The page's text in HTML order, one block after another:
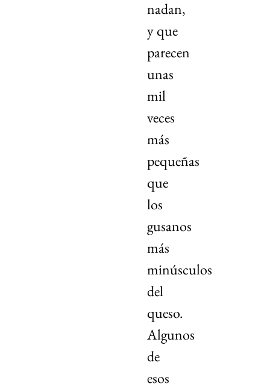
nadan,
y que
parecen
unas
mil
veces
más
pequeñas
que
los
gusanos
más
minúsculos
del
queso.
Algunos
de
esos